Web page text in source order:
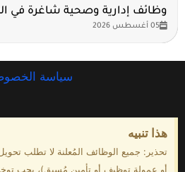
وظائف إدارية وصحية شاغرة في
05 أغسطس 2026
سياسة
هذا تنبيه
تحذير: جميع الوظائف المُعلنة لا تطلب
أو عمولة توظيف أو تأمين مُسبق)، يجب توخي